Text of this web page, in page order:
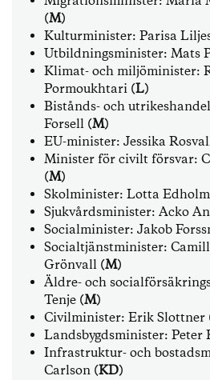
(M)
Kulturminister: Parisa
Utbildningsminister: Mats
Klimat- och miljöminister:
Pormoukhtari (L)
Bistånds- och
Forsell (M)
EU-minister: Jessika
Minister för civilt försvar:
(M)
Skolminister: Lotta Edholm
Sjukvårdsminister: Acko
Socialminister: Jakob
Socialtjänstminister:
Grönvall (M)
Äldre- och
Tenje (M)
Civilminister: Erik Slottner
Landsbygdsminister: Peter
Infrastruktur- och
Carlson (KD)